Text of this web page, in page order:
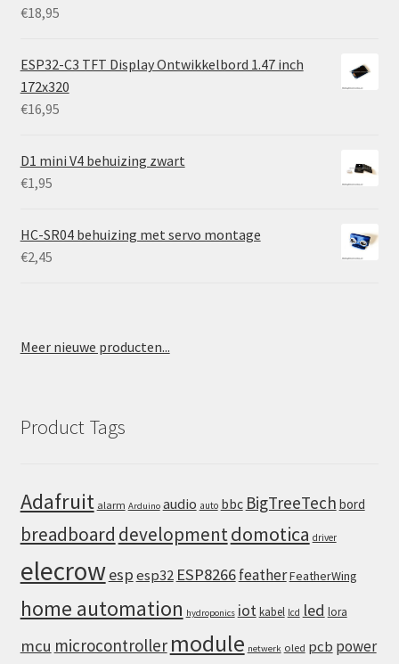
€18,95
ESP32-C3 TFT Display Ontwikkelbord 1.47 inch
172x320
€16,95
D1 mini V4 behuizing zwart
€1,95
HC-SR04 behuizing met servo montage
€2,45
Meer nieuwe producten...
Product Tags
Adafruit alarm Arduino audio auto bbc BigTreeTech bord
breadboard developmentdomotica driver
elecrowespesp32 ESP8266featherFeatherWing
home automation hydroponics iot kabel lcd led lora
mcu microcontroller module netwerk oled pcb power